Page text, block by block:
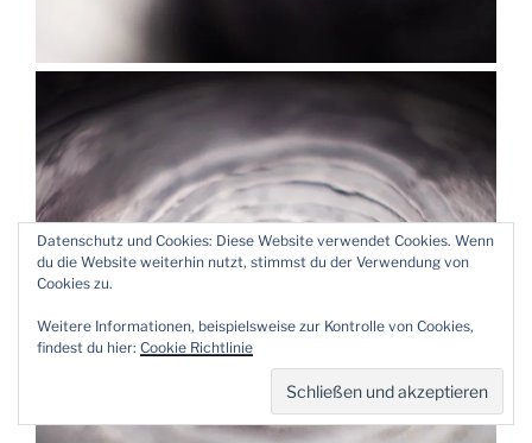
Datenschutz und Cookies: Diese Website verwendet Cookies. Wenn
du die Website weiterhin nutzt, stimmst du der Verwendung von
Cookies zu.
Weitere Informationen, beispielsweise zur Kontrolle von Cookies,
findest du hier: Cookie Richtlinie